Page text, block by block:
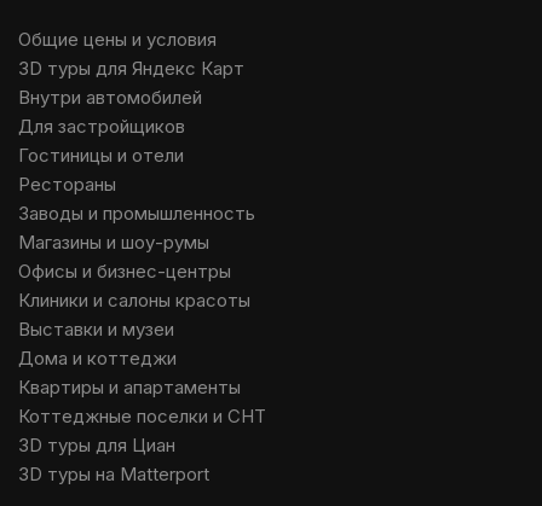
Общие цены и условия
3D туры для Яндекс Карт
Внутри автомобилей
Для застройщиков
Гостиницы и отели
Рестораны
Заводы и промышленность
Магазины и шоу-румы
Офисы и бизнес-центры
Клиники и салоны красоты
Выставки и музеи
Дома и коттеджи
Квартиры и апартаменты
Коттеджные поселки и СНТ
3D туры для Циан
3D туры на Matterport